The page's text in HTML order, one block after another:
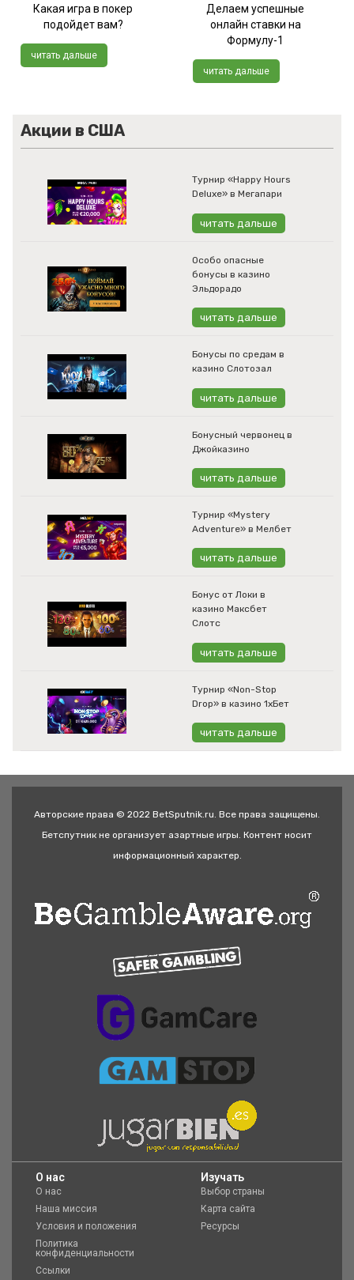
Какая игра в покер
подойдет вам?
читать дальше
Делаем успешные
онлайн ставки на
Формулу-1
читать дальше
Акции в США
Турнир «Happy Hours
Deluxe» в Мегапари
читать дальше
Особо опасные
бонусы в казино
Эльдорадо
читать дальше
Бонусы по средам в
казино Слотозал
читать дальше
Бонусный червонец в
Джойказино
читать дальше
Турнир «Mystery
Adventure» в Мелбет
читать дальше
Бонус от Локи в
казино Максбет
Слотс
читать дальше
Турнир «Non-Stop
Drop» в казино 1хБет
читать дальше
Авторские права © 2022 BetSputnik.ru. Все права защищены.
Бетспутник не организует азартные игры. Контент носит
информационный характер.
O нас
О нас
Наша миссия
Условия и положения
Политика
конфиденциальности
Ссылки
Изучать
Выбор страны
Карта сайта
Ресурсы